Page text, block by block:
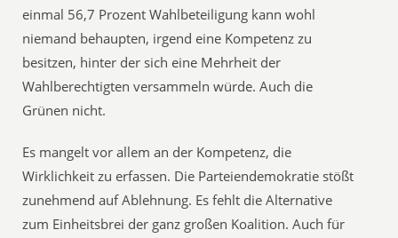
einmal 56,7 Prozent Wahlbeteiligung kann wohl
niemand behaupten, irgend eine Kompetenz zu
besitzen, hinter der sich eine Mehrheit der
Wahlberechtigten versammeln würde. Auch die
Grünen nicht.
Es mangelt vor allem an der Kompetenz, die
Wirklichkeit zu erfassen. Die Parteiendemokratie stößt
zunehmend auf Ablehnung. Es fehlt die Alternative
zum Einheitsbrei der ganz großen Koalition. Auch für